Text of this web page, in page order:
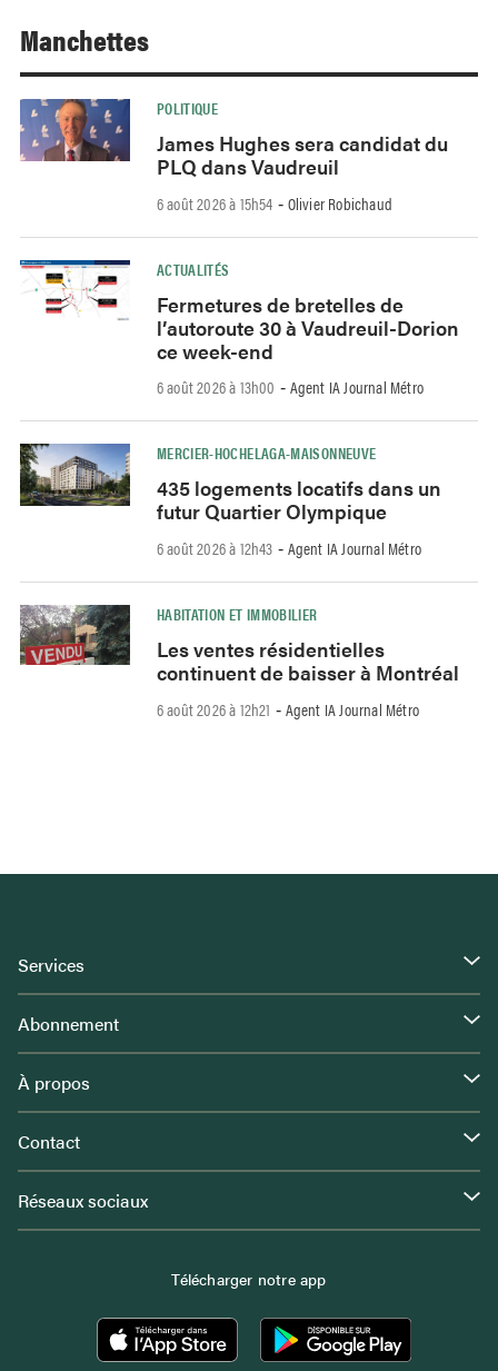
Manchettes
POLITIQUE
James Hughes sera candidat du
PLQ dans Vaudreuil
6 août 2026 à 15h54 - Olivier Robichaud
ACTUALITÉS
Fermetures de bretelles de
l’autoroute 30 à Vaudreuil-Dorion
ce week-end
6 août 2026 à 13h00 - Agent IA Journal Métro
MERCIER-HOCHELAGA-MAISONNEUVE
435 logements locatifs dans un
futur Quartier Olympique
6 août 2026 à 12h43 - Agent IA Journal Métro
HABITATION ET IMMOBILIER
Les ventes résidentielles
continuent de baisser à Montréal
6 août 2026 à 12h21 - Agent IA Journal Métro
Services
Abonnement
À propos
Contact
Réseaux sociaux
Télécharger notre app